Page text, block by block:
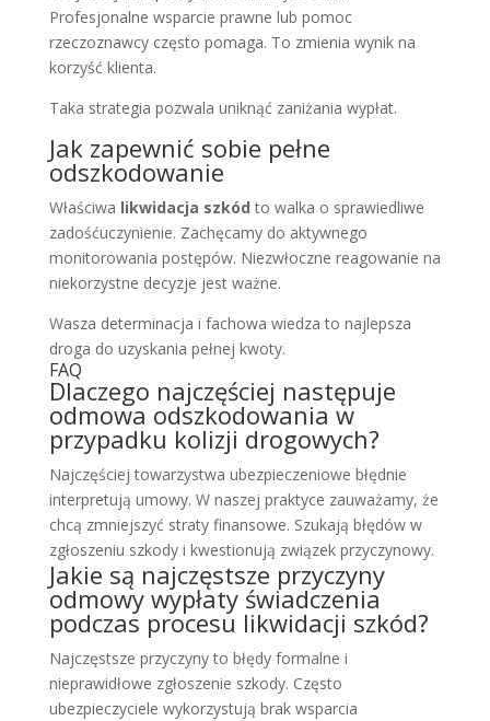
Profesjonalne wsparcie prawne lub pomoc
rzeczoznawcy często pomaga. To zmienia wynik na
korzyść klienta.
Taka strategia pozwala uniknąć zaniżania wypłat.
Jak zapewnić sobie pełne
odszkodowanie
Właściwa likwidacja szkód to walka o sprawiedliwe
zadośćuczynienie. Zachęcamy do aktywnego
monitorowania postępów. Niezwłoczne reagowanie na
niekorzystne decyzje jest ważne.
Wasza determinacja i fachowa wiedza to najlepsza
droga do uzyskania pełnej kwoty.
FAQ
Dlaczego najczęściej następuje
odmowa odszkodowania w
przypadku kolizji drogowych?
Najczęściej towarzystwa ubezpieczeniowe błędnie
interpretują umowy. W naszej praktyce zauważamy, że
chcą zmniejszyć straty finansowe. Szukają błędów w
zgłoszeniu szkody i kwestionują związek przyczynowy.
Jakie są najczęstsze przyczyny
odmowy wypłaty świadczenia
podczas procesu likwidacji szkód?
Najczęstsze przyczyny to błędy formalne i
nieprawidłowe zgłoszenie szkody. Często
ubezpieczyciele wykorzystują brak wsparcia